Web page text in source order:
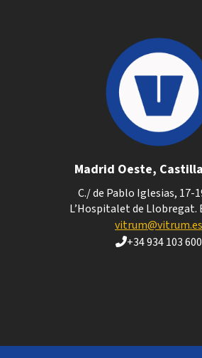
Madrid Oeste,
C./ de Pablo Iglesias, 17-
L’Hospitalet de Llobregat.
vitrum@vitrum.es
+34 934 103 600